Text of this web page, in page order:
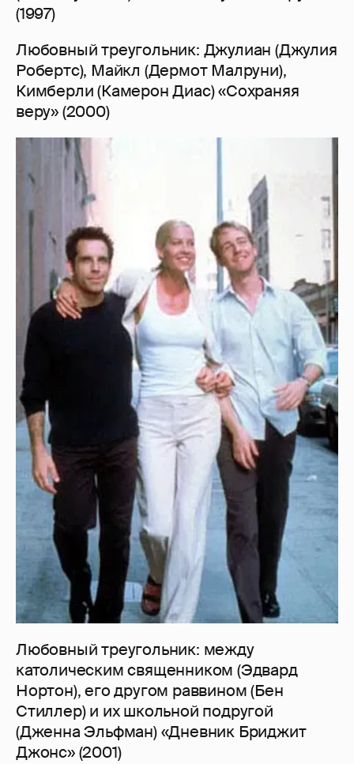
(1997)
Любовный треугольник: Джулиан (Джулия
Робертс), Майкл (Дермот Малруни),
Кимберли (Камерон Диас) «Сохраняя
веру» (2000)
Любовный треугольник: между
католическим священником (Эдвард
Нортон), его другом раввином (Бен
Стиллер) и их школьной подругой
(Дженна Эльфман) «Дневник Бриджит
Джонс» (2001)